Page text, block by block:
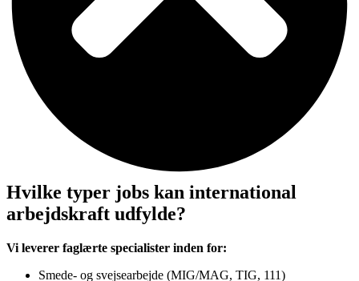
Hvilke typer jobs kan international
arbejdskraft udfylde?
Vi leverer faglærte specialister inden for:
Smede- og svejsearbejde (MIG/MAG, TIG, 111)